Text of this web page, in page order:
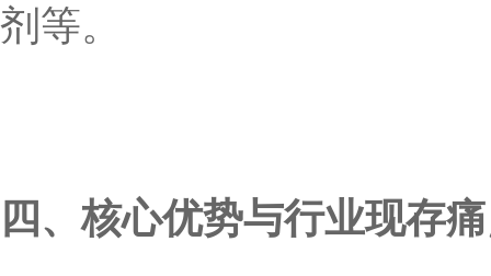
剂等。
四、核心优势与行业现存